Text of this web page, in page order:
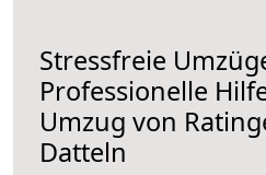
Stressfreie
Professionelle
Umzug von
Datteln